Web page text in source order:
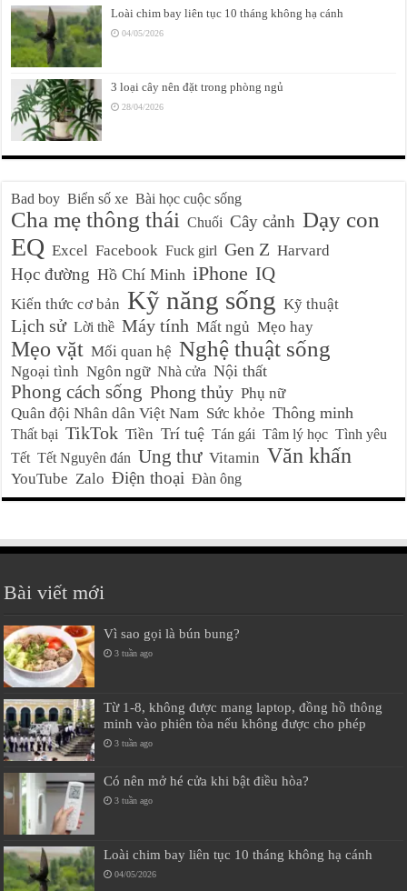
Loài chim bay liên tục 10 tháng không hạ cánh
04/05/2026
3 loại cây nên đặt trong phòng ngủ
28/04/2026
Bad boy Biển số xe Bài học cuộc sống
Cha mẹ thông thái Chuối Cây cảnh Dạy con
EQ Excel Facebook Fuck girl Gen Z Harvard
Học đường Hồ Chí Minh iPhone IQ
Kiến thức cơ bản Kỹ năng sống Kỹ thuật
Lịch sử Lời thề Máy tính Mất ngủ Mẹo hay
Mẹo vặt Mối quan hệ Nghệ thuật sống
Ngoại tình Ngôn ngữ Nhà cửa Nội thất
Phong cách sống Phong thủy Phụ nữ
Quân đội Nhân dân Việt Nam Sức khỏe Thông minh
Thất bại TikTok Tiền Trí tuệ Tán gái Tâm lý học Tình yêu
Tết Tết Nguyên đán Ung thư Vitamin Văn khấn
YouTube Zalo Điện thoại Đàn ông
Bài viết mới
Vì sao gọi là bún bung?
3 tuần ago
Từ 1-8, không được mang laptop, đồng hồ thông
minh vào phiên tòa nếu không được cho phép
3 tuần ago
Có nên mở hé cửa khi bật điều hòa?
3 tuần ago
Loài chim bay liên tục 10 tháng không hạ cánh
04/05/2026